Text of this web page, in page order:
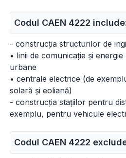
Codul CAEN 4222
- construcția structurilor de
• linii de comunicație și
urbane
• centrale electrice (de
solară și eoliană)
- construcția stațiilor pentru
exemplu, pentru vehicule
Codul CAEN 4222